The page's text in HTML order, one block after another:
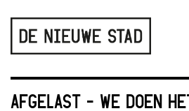
AFGELAST – WE DOEN